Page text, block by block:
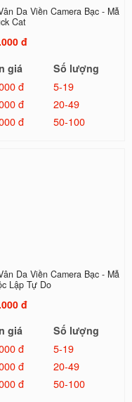
Da Viền Camera Bạc - Mẫ
Cat
đ
giá
Số lượng
đ
5-19
đ
20-49
đ
50-100
Da Viền Camera Bạc - Mẫ
Lập Tự Do
đ
giá
Số lượng
đ
5-19
đ
20-49
đ
50-100